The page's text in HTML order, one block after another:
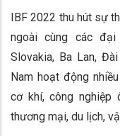
IBF 2022 thu hút sự
ngoài cùng các
Slovakia, Ba Lan,
Nam hoạt động
cơ khí, công nghiệp
thương mại, du lịch,